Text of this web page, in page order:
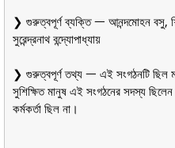
❯ গুরুত্বপূর্ণ ব্যক্তি ᅳ আনন্দমোহন বসু,
সুরেন্দ্রনাথ বন্দ্যোপাধ্যায়
❯ গুরুত্বপূর্ণ তথ্য ᅳ এই সংগঠনটি ছিল
সুশিক্ষিত মানুষ এই সংগঠনের সদস্য
কর্মকর্তা ছিল না।